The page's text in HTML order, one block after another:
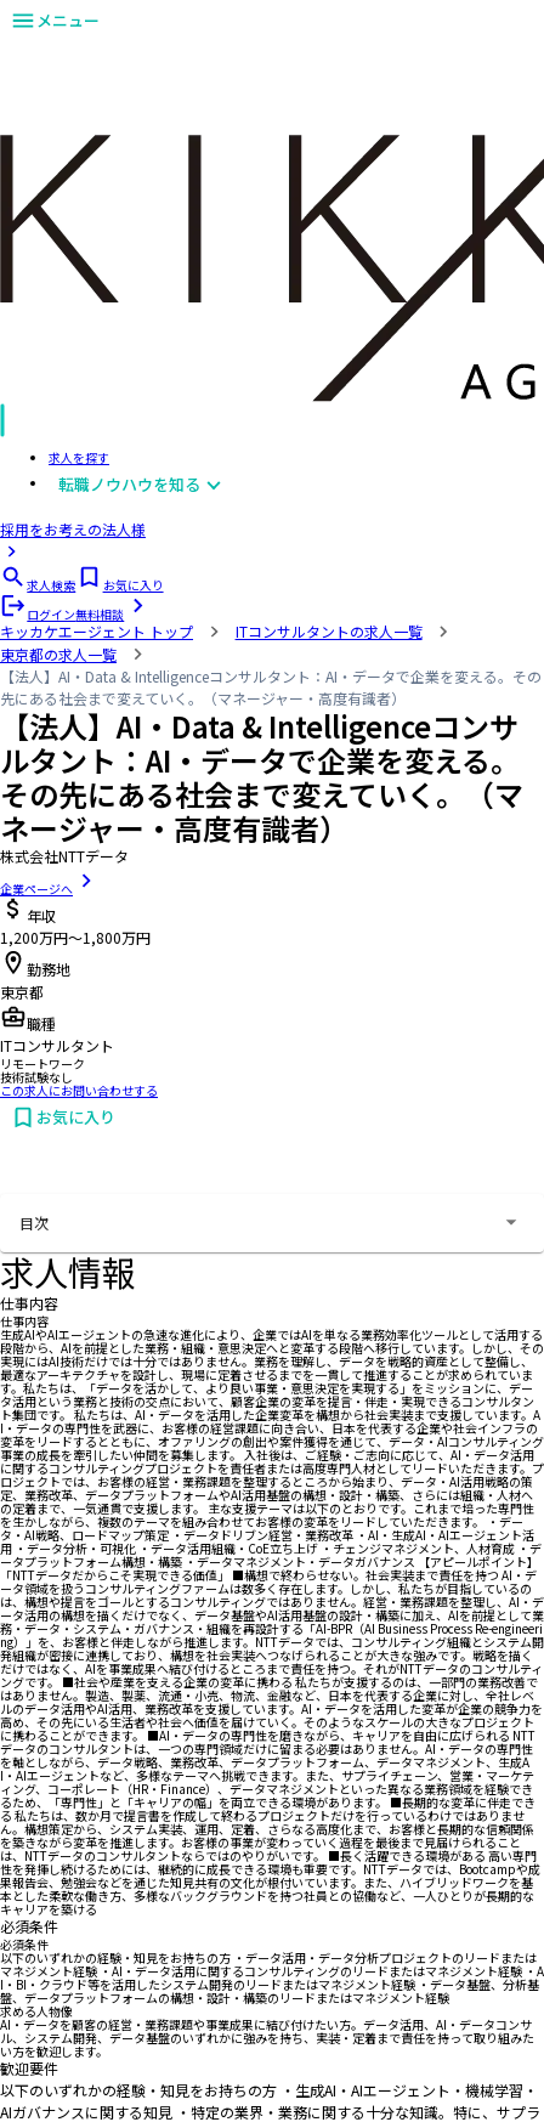
メニュー
求人を探す
転職ノウハウを知る
採用をお考えの法人様
求人検索
お気に入り
ログイン無料相談
キッカケエージェント トップ
ITコンサルタントの求人一覧
東京都の求人一覧
【法人】AI・Data & Intelligenceコンサルタント：AI・データで企業を変える。その
先にある社会まで変えていく。（マネージャー・高度有識者）
【法人】AI・Data & Intelligenceコンサ
ルタント：AI・データで企業を変える。
その先にある社会まで変えていく。（マ
ネージャー・高度有識者）
株式会社NTTデータ
企業ページへ
年収
1,200万円〜1,800万円
勤務地
東京都
職種
ITコンサルタント
リモートワーク
技術試験なし
この求人にお問い合わせする
お気に入り
目次
求人情報
仕事内容
仕事内容
生成AIやAIエージェントの急速な進化により、企業ではAIを単なる業務効率化ツールとして活用する
段階から、AIを前提とした業務・組織・意思決定へと変革する段階へ移行しています。しかし、その
実現にはAI技術だけでは十分ではありません。業務を理解し、データを戦略的資産として整備し、
最適なアーキテクチャを設計し、現場に定着させるまでを一貫して推進することが求められていま
す。私たちは、「データを活かして、より良い事業・意思決定を実現する」をミッションに、デー
タ活用という業務と技術の交点において、顧客企業の変革を提言・伴走・実現できるコンサルタン
ト集団です。 私たちは、AI・データを活用した企業変革を構想から社会実装まで支援しています。A
I・データの専門性を武器に、お客様の経営課題に向き合い、日本を代表する企業や社会インフラの
変革をリードするとともに、オファリングの創出や案件獲得を通じて、データ・AIコンサルティング
事業の成長を牽引したい仲間を募集します。 入社後は、ご経験・ご志向に応じて、AI・データ活用
に関するコンサルティングプロジェクトを責任者または高度専門人材としてリードいただきます。プ
ロジェクトでは、お客様の経営・業務課題を整理するところから始まり、データ・AI活用戦略の策
定、業務改革、データプラットフォームやAI活用基盤の構想・設計・構築、さらには組織・人材へ
の定着まで、一気通貫で支援します。 主な支援テーマは以下のとおりです。これまで培った専門性
を生かしながら、複数のテーマを組み合わせてお客様の変革をリードしていただきます。 ・デー
タ・AI戦略、ロードマップ策定 ・データドリブン経営・業務改革 ・AI・生成AI・AIエージェント活
用 ・データ分析・可視化 ・データ活用組織・CoE立ち上げ ・チェンジマネジメント、人材育成 ・デ
ータプラットフォーム構想・構築 ・データマネジメント・データガバナンス 【アピールポイント】
「NTTデータだからこそ実現できる価値」 ■構想で終わらせない。社会実装まで責任を持つ AI・デ
ータ領域を扱うコンサルティングファームは数多く存在します。しかし、私たちが目指しているの
は、構想や提言をゴールとするコンサルティングではありません。経営・業務課題を整理し、AI・デ
ータ活用の構想を描くだけでなく、データ基盤やAI活用基盤の設計・構築に加え、AIを前提として業
務・データ・システム・ガバナンス・組織を再設計する「AI-BPR（AI Business Process Re-engineeri
ng）」を、お客様と伴走しながら推進します。NTTデータでは、コンサルティング組織とシステム開
発組織が密接に連携しており、構想を社会実装へつなげられることが大きな強みです。戦略を描く
だけではなく、AIを事業成果へ結び付けるところまで責任を持つ。それがNTTデータのコンサルティ
ングです。 ■社会や産業を支える企業の変革に携わる 私たちが支援するのは、一部門の業務改善で
はありません。製造、製薬、流通・小売、物流、金融など、日本を代表する企業に対し、全社レベ
ルのデータ活用やAI活用、業務改革を支援しています。AI・データを活用した変革が企業の競争力を
高め、その先にいる生活者や社会へ価値を届けていく。そのようなスケールの大きなプロジェクト
に携わることができます。 ■AI・データの専門性を磨きながら、キャリアを自由に広げられる NTT
データのコンサルタントは、一つの専門領域だけに留まる必要はありません。AI・データの専門性
を軸としながら、データ戦略、業務改革、データプラットフォーム、データマネジメント、生成A
I・AIエージェントなど、多様なテーマへ挑戦できます。また、サプライチェーン、営業・マーケテ
ィング、コーポレート（HR・Finance）、データマネジメントといった異なる業務領域を経験でき
るため、「専門性」と「キャリアの幅」を両立できる環境があります。 ■長期的な変革に伴走でき
る 私たちは、数か月で提言書を作成して終わるプロジェクトだけを行っているわけではありませ
ん。構想策定から、システム実装、運用、定着、さらなる高度化まで、お客様と長期的な信頼関係
を築きながら変革を推進します。お客様の事業が変わっていく過程を最後まで見届けられること
は、NTTデータのコンサルタントならではのやりがいです。 ■長く活躍できる環境がある 高い専門
性を発揮し続けるためには、継続的に成長できる環境も重要です。NTTデータでは、Bootcampや成
果報告会、勉強会などを通じた知見共有の文化が根付いています。また、ハイブリッドワークを基
本とした柔軟な働き方、多様なバックグラウンドを持つ社員との協働など、一人ひとりが長期的な
キャリアを築ける
必須条件
必須条件
以下のいずれかの経験・知見をお持ちの方 ・データ活用・データ分析プロジェクトのリードまたは
マネジメント経験 ・AI・データ活用に関するコンサルティングのリードまたはマネジメント経験 ・A
I・BI・クラウド等を活用したシステム開発のリードまたはマネジメント経験 ・データ基盤、分析基
盤、データプラットフォームの構想・設計・構築のリードまたはマネジメント経験
求める人物像
AI・データを顧客の経営・業務課題や事業成果に結び付けたい方。データ活用、AI・データコンサ
ル、システム開発、データ基盤のいずれかに強みを持ち、実装・定着まで責任を持って取り組みた
い方を歓迎します。
歓迎要件
以下のいずれかの経験・知見をお持ちの方 ・生成AI・AIエージェント・機械学習・
AIガバナンスに関する知見 ・特定の業界・業務に関する十分な知識。特に、サプラ